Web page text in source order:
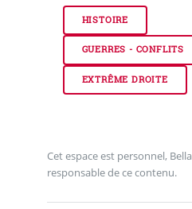
HISTOIRE
GUERRES - CONFLITS
EXTRÊME DROITE
Cet espace est personnel,
responsable de ce contenu.